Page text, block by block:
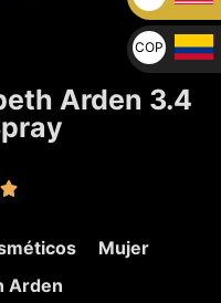
Arden 3.4

Mujer
Arden
U$
COP
$